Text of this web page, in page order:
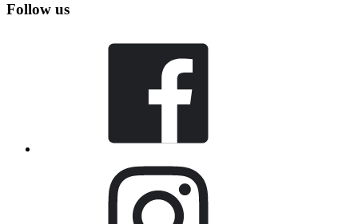
Follow us